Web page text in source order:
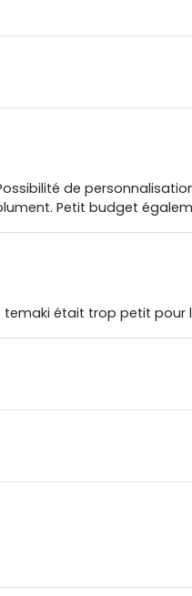
de
Petit budget
temaki était trop petit pour